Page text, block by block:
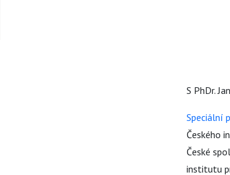
S PhDr.
Speciální
Českého
České
institutu